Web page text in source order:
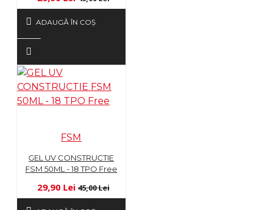
ADAUGĂ ÎN COŞ
FSM
GEL UV CONSTRUCTIE
FSM 50ML - 18 TPO Free
29,90 Lei 45,00 Lei